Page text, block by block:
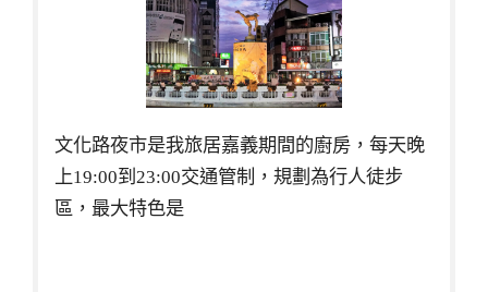
文化路夜市是我旅居嘉義期間的廚房，每天晚
上19:00到23:00交通管制，規劃為行人徒步
區，最大特色是